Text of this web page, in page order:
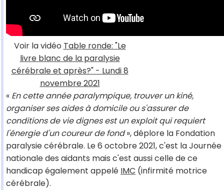
Voir la vidéo Table ronde: "Le
livre blanc de la paralysie
cérébrale et après?" - Lundi 8
novembre 2021
« En cette année paralympique, trouver un kiné,
organiser ses aides à domicile ou s'assurer de
conditions de vie dignes est un exploit qui requiert
l'énergie d'un coureur de fond», déplore la Fondation
paralysie cérébrale. Le 6 octobre 2021, c'est la Journée
nationale des aidants mais c'est aussi celle de ce
handicap également appelé IMC (infirmité motrice
cérébrale).